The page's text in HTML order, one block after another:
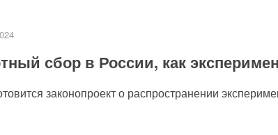
сбор в России, как
законопроект о распространении